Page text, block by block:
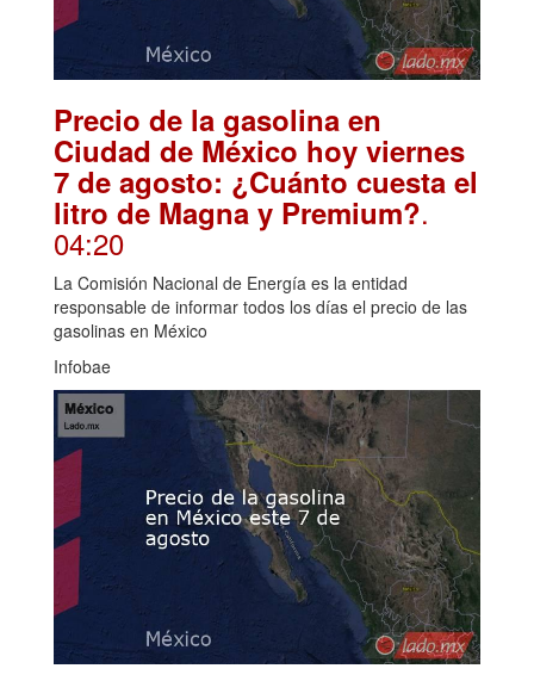
Precio de la gasolina en
Ciudad de México hoy viernes
7 de agosto: ¿Cuánto cuesta el
litro de Magna y Premium?.
04:20
La Comisión Nacional de Energía es la entidad
responsable de informar todos los días el precio de las
gasolinas en México
Infobae